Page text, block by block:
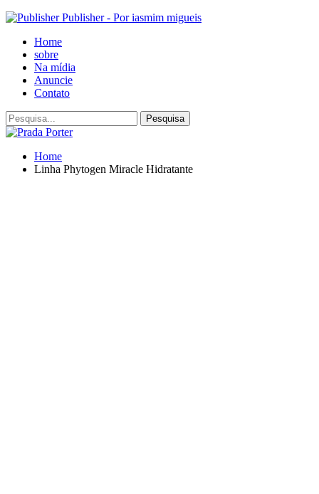
Publisher - Por iasmim migueis
Home
sobre
Na mídia
Anuncie
Contato
Home
Linha Phytogen Miracle Hidratante